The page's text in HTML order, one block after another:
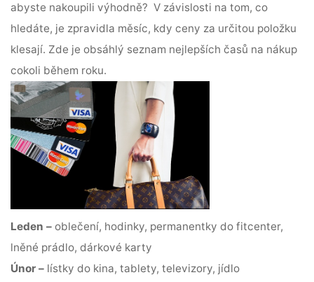
abyste nakoupili výhodně? V závislosti na tom, co
hledáte, je zpravidla měsíc, kdy ceny za určitou položku
klesají. Zde je obsáhlý seznam nejlepších časů na nákup
cokoli během roku.
Leden –oblečení, hodinky, permanentky do fitcenter,
lněné prádlo, dárkové karty
Únor – lístky do kina, tablety, televizory, jídlo